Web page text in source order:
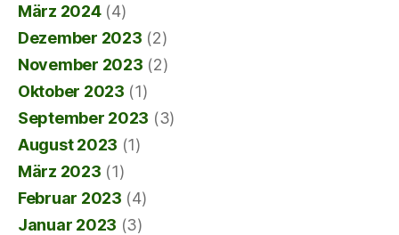
März 2024(4)
Dezember 2023 (2)
November 2023 (2)
Oktober 2023 (1)
September 2023 (3)
August 2023 (1)
März 2023 (1)
Februar 2023 (4)
Januar 2023 (3)